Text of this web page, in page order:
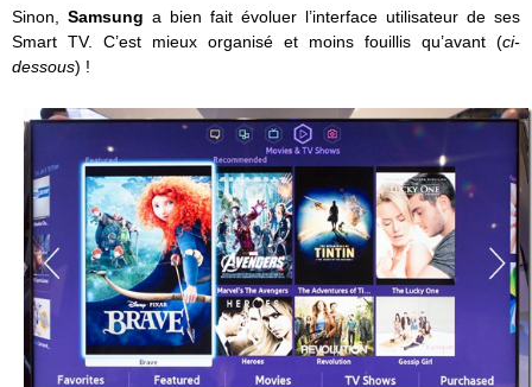
Sinon, Samsung a bien fait évoluer l’interface utilisateur de ses
Smart TV. C’est mieux organisé et moins fouillis qu’avant (ci-
dessous) !